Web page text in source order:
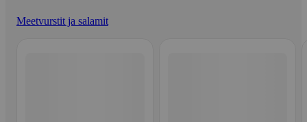
Meetvurstit ja salamit